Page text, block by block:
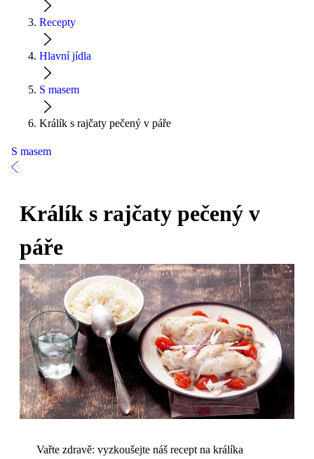
Recepty
Hlavní jídla
S masem
Králík s rajčaty pečený v páře
S masem
Králík s rajčaty pečený v
páře
Vařte zdravě: vyzkoušejte náš recept na králíka